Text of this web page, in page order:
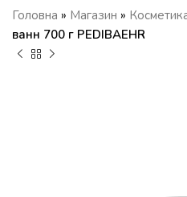
Головна » Магазин »
ванн 700 г PEDIBAEHR